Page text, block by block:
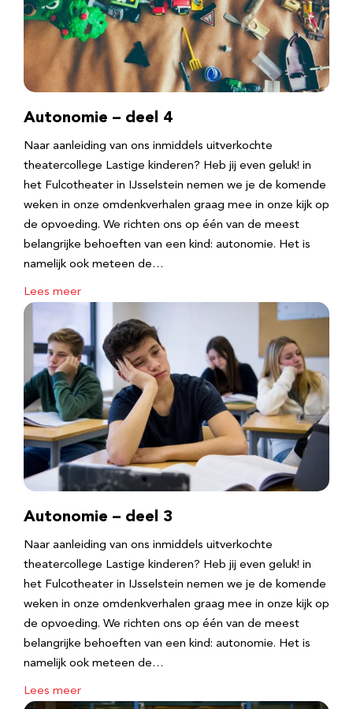
Autonomie – deel 4
Naar aanleiding van ons inmiddels uitverkochte
theatercollege Lastige kinderen? Heb jij even geluk! in
het Fulcotheater in IJsselstein nemen we je de komende
weken in onze omdenkverhalen graag mee in onze kijk op
de opvoeding. We richten ons op één van de meest
belangrijke behoeften van een kind: autonomie. Het is
namelijk ook meteen de…
Lees meer
Autonomie – deel 3
Naar aanleiding van ons inmiddels uitverkochte
theatercollege Lastige kinderen? Heb jij even geluk! in
het Fulcotheater in IJsselstein nemen we je de komende
weken in onze omdenkverhalen graag mee in onze kijk op
de opvoeding. We richten ons op één van de meest
belangrijke behoeften van een kind: autonomie. Het is
namelijk ook meteen de…
Lees meer